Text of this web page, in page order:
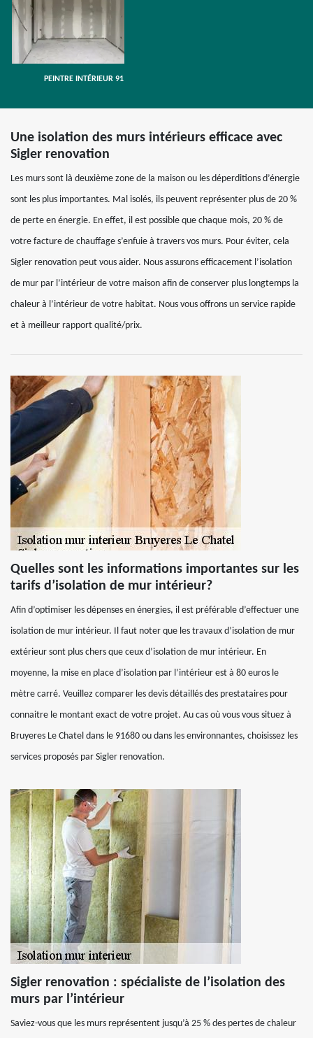
PEINTRE INTÉRIEUR 91
Une isolation des murs intérieurs efficace avec
Sigler renovation
Les murs sont là deuxième zone de la maison ou les déperditions d’énergie
sont les plus importantes. Mal isolés, ils peuvent représenter plus de 20 %
de perte en énergie. En effet, il est possible que chaque mois, 20 % de
votre facture de chauffage s’enfuie à travers vos murs. Pour éviter, cela
Sigler renovation peut vous aider. Nous assurons efficacement l’isolation
de mur par l’intérieur de votre maison afin de conserver plus longtemps la
chaleur à l’intérieur de votre habitat. Nous vous offrons un service rapide
et à meilleur rapport qualité/prix.
Quelles sont les informations importantes sur les
tarifs d’isolation de mur intérieur?
Afin d’optimiser les dépenses en énergies, il est préférable d’effectuer une
isolation de mur intérieur. Il faut noter que les travaux d’isolation de mur
extérieur sont plus chers que ceux d’isolation de mur intérieur. En
moyenne, la mise en place d’isolation par l’intérieur est à 80 euros le
mètre carré. Veuillez comparer les devis détaillés des prestataires pour
connaitre le montant exact de votre projet. Au cas où vous vous situez à
Bruyeres Le Chatel dans le 91680 ou dans les environnantes, choisissez les
services proposés par Sigler renovation.
Sigler renovation : spécialiste de l’isolation des
murs par l’intérieur
Saviez-vous que les murs représentent jusqu’à 25 % des pertes de chaleur